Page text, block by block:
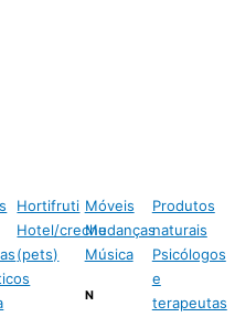
Hortifruti
Hotel/creche
(pets)
Móveis
Mudanças
Música
N
Produtos
naturais
Psicólogos
e
terapeutas